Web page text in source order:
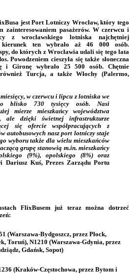
jest Port Lotniczy Wrocław, który tego
zainteresowaniem pasażerów. W czerwcu i
z wrocławskiego lotniska najchętniej
ten wybrało aż 46 000 osób.
do których z Wrocławia udali się tego lata
Powodzeniem cieszyła się także słoneczna
i Gironę wybrało 25 500 osób. Chętnie
Turcja, a także Włochy (Palermo,
w czerwcu i lipcu z lotniska we
blisko 730 tysięcy osób. Nasi
mierze mieszkańcy województwa
ale dzięki świetnej infrastrukturze
się ofercie współpracujących z
autobusowych nasz port lotniczy staje
wyboru także dla wielu mieszkańców
grupę stanowią m.in. mieszkańcy
(9%), opolskiego (8%) oraz
Dariusz Kuś, Prezes Zarządu Portu
FlixBusem już teraz można dotrzeć
(Warszawa-Bydgoszcz, przez Płock,
Toruń), N1210 (Warszawa-Gdynia, przez
Gdańsk, Sopot)
(Kraków-Częstochowa, przez Bytom i